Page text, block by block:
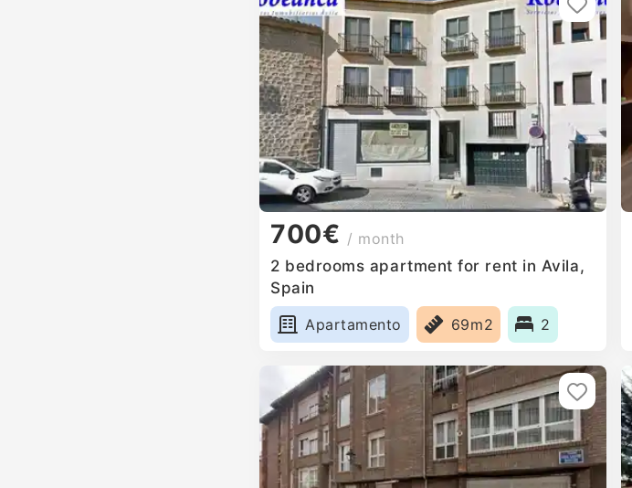
700€ / month
2 bedrooms apartment for rent in Avila,
Spain
Apartamento
69m2 2